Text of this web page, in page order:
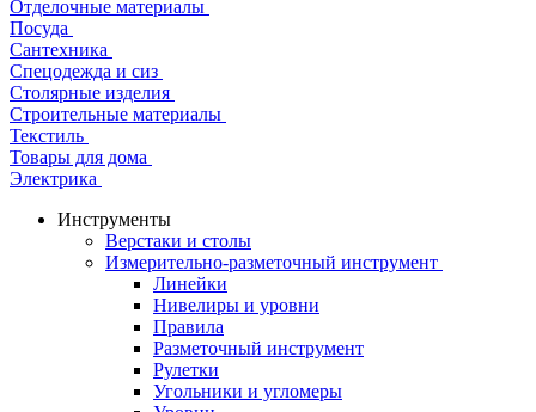
Отделочные материалы
Посуда
Сантехника
Спецодежда и сиз
Столярные изделия
Строительные материалы
Текстиль
Товары для дома
Электрика
Инструменты
Верстаки и столы
Измерительно-разметочный инструмент
Линейки
Нивелиры и уровни
Правила
Разметочный инструмент
Рулетки
Угольники и угломеры